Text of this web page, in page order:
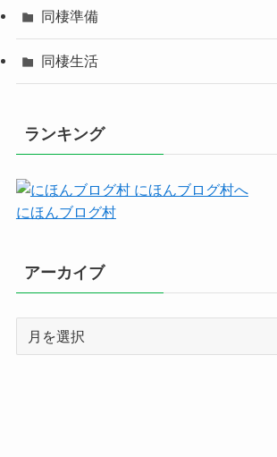
同棲準備
同棲生活
ランキング
にほんブログ村
アーカイブ